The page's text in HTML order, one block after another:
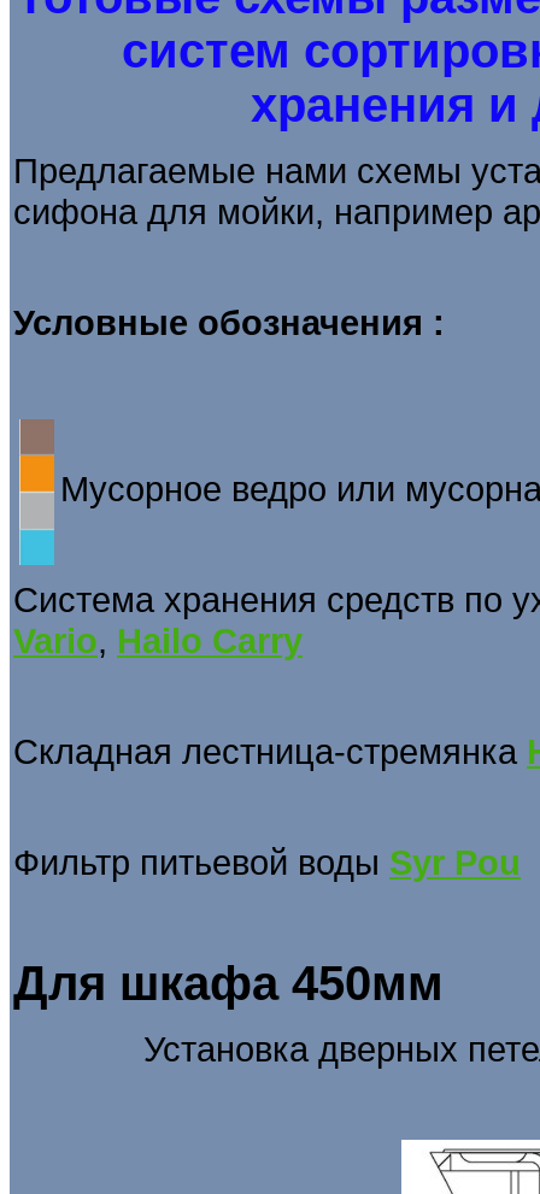
систем
хранения и
Предлагаемые нами схемы
сифона для мойки, например
Условные обозначения :
Мусорное ведро или
Система хранения средств по
Vario, Hailo Carry
Складная лестница-стремянка
Фильтр питьевой воды Syr Pou
Для шкафа 450мм
Установка дверных